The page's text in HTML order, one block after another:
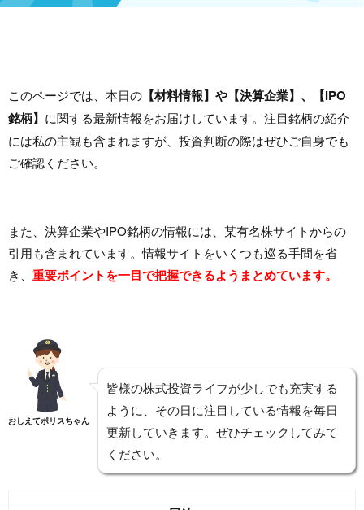
このページでは、本日の 【材料情報】や【決算企業】、【IPO
銘柄】 に関する最新情報をお届けしています。注目銘柄の紹介
には私の主観も含まれますが、投資判断の際はぜひご自身でも
ご確認ください。
また、決算企業やIPO銘柄の情報には、某有名株サイトからの
引用も含まれています。情報サイトをいくつも巡る手間を省
き、 重要ポイントを一目で把握できるようまとめています。
おしえてポリスちゃん
皆様の株式投資ライフが少しでも充実する
ように、その日に注目している情報を毎日
更新していきます。ぜひチェックしてみて
ください。